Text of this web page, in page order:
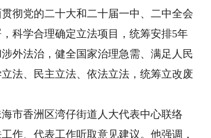
彻党的二十大和二十届一中、二中全会
科学合理确定立法项目，统筹安排5年
外法治，健全国家治理急需、满足人民
法、民主立法、依法立法，统筹立改废
市香洲区湾仔街道人大代表中心联络
作、代表工作听取意见建议。他强调，